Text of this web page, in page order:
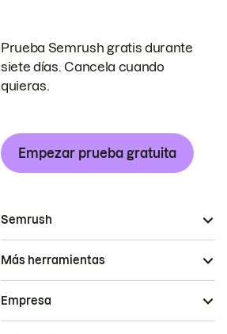
Prueba Semrush gratis durante
siete días. Cancela cuando
quieras.
Empezar prueba gratuita
Semrush
Más herramientas
Empresa